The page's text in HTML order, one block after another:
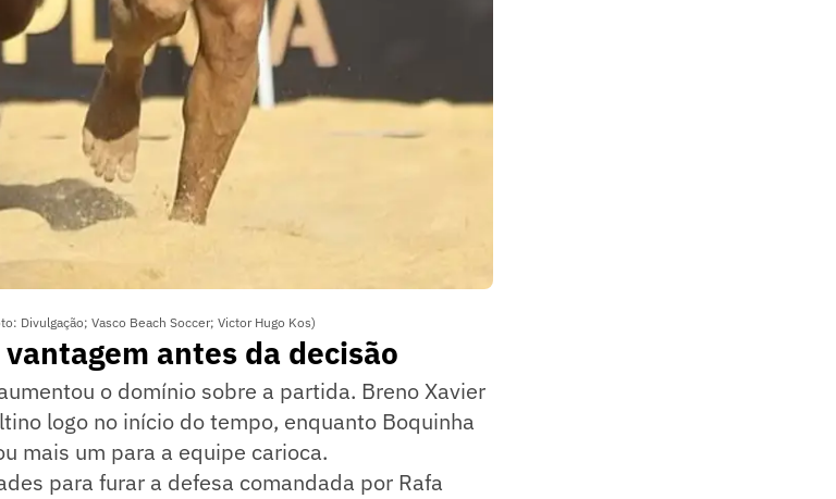
Divulgação; Vasco Beach Soccer; Victor Hugo Kos)
antes da decisão
o domínio sobre a partida. Breno Xavier
logo no início do tempo, enquanto Boquinha
mais um para a equipe carioca.
para furar a defesa comandada por Rafa